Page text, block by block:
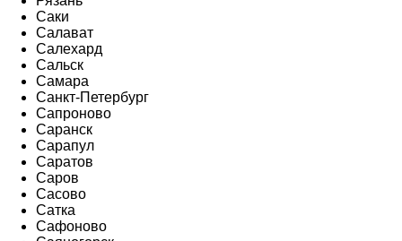
Саки
Салават
Салехард
Сальск
Самара
Санкт-Петербург
Сапроново
Саранск
Сарапул
Саратов
Саров
Сасово
Сатка
Сафоново